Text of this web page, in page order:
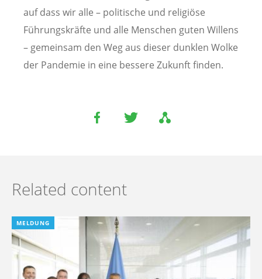
auf dass wir alle – politische und religiöse
Führungskräfte und alle Menschen guten Willens
– gemeinsam den Weg aus dieser dunklen Wolke
der Pandemie in eine bessere Zukunft finden.
Related content
MELDUNG